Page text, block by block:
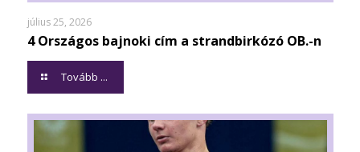
július 25, 2026
4 Országos bajnoki cím a strandbirkózó OB.-n
Tovább ...